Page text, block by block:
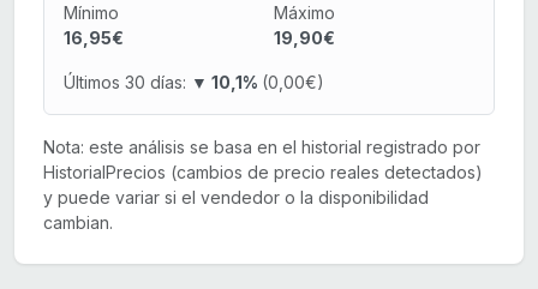
Mínimo
16,95€
Máximo
19,90€
Últimos 30 días: ▼ 10,1% (0,00€)
Nota: este análisis se basa en el historial registrado por
HistorialPrecios (cambios de precio reales detectados)
y puede variar si el vendedor o la disponibilidad
cambian.